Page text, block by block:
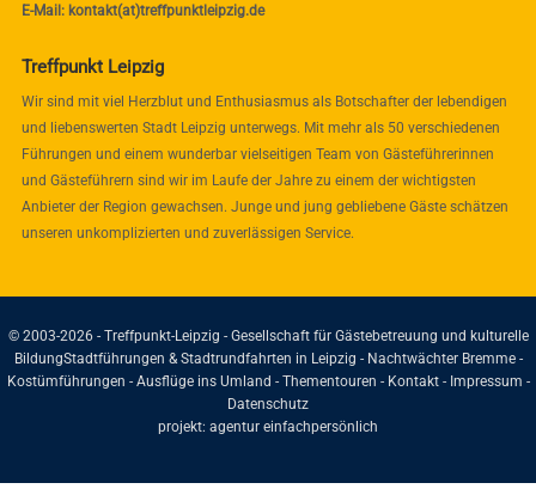
E-Mail: kontakt(at)treffpunktleipzig.de
Treffpunkt Leipzig
Wir sind mit viel Herzblut und Enthusiasmus als Botschafter der lebendigen
und liebenswerten Stadt Leipzig unterwegs. Mit mehr als 50 verschiedenen
Führungen und einem wunderbar vielseitigen Team von Gästeführerinnen
und Gästeführern sind wir im Laufe der Jahre zu einem der wichtigsten
Anbieter der Region gewachsen. Junge und jung gebliebene Gäste schätzen
unseren unkomplizierten und zuverlässigen Service.
© 2003-2026 - Treffpunkt-Leipzig - Gesellschaft für Gästebetreuung und kulturelle
BildungStadtführungen & Stadtrundfahrten in Leipzig - Nachtwächter Bremme -
Kostümführungen - Ausflüge ins Umland - Thementouren - Kontakt- Impressum -
Datenschutz
projekt: agentur einfachpersönlich